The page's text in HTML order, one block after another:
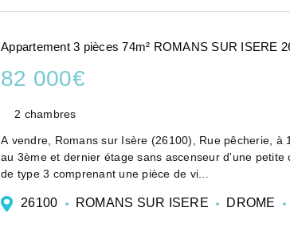
Appartement 3 pièces 74m² ROMANS SUR ISERE
82 000€
2 chambres
A vendre, Romans sur Isère (26100), Rue pêcherie,
au 3ème et dernier étage sans ascenseur d'une
de type 3 comprenant une pièce de vi...
26100 ROMANS SUR ISERE DROME